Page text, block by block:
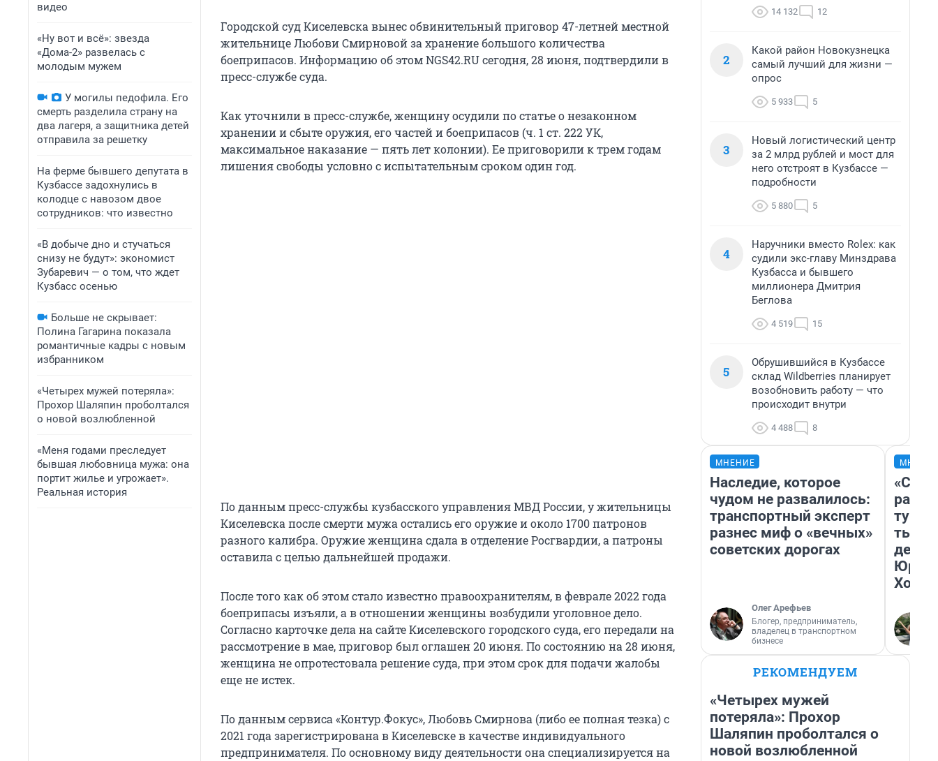
видео
«Ну вот и всё»: звезда
«Дома-2» развелась с
молодым мужем
У могилы педофила. Его
смерть разделила страну на
два лагеря, а защитника детей
отправила за решетку
На ферме бывшего депутата в
Кузбассе задохнулись в
колодце с навозом двое
сотрудников: что известно
«В добыче дно и стучаться
снизу не будут»: экономист
Зубаревич — о том, что ждет
Кузбасс осенью
Больше не скрывает:
Полина Гагарина показала
романтичные кадры с новым
избранником
«Четырех мужей потеряла»:
Прохор Шаляпин проболтался
о новой возлюбленной
«Меня годами преследует
бывшая любовница мужа: она
портит жилье и угрожает».
Реальная история
Городской суд Киселевска вынес обвинительный приговор 47-летней местной
жительнице Любови Смирновой за хранение большого количества
боеприпасов. Информацию об этом NGS42.RU сегодня, 28 июня, подтвердили в
пресс-службе суда.
Как уточнили в пресс-службе, женщину осудили по статье о незаконном
хранении и сбыте оружия, его частей и боеприпасов (ч. 1 ст. 222 УК,
максимальное наказание — пять лет колонии). Ее приговорили к трем годам
лишения свободы условно с испытательным сроком один год.
По данным пресс-службы кузбасского управления МВД России, у жительницы
Киселевска после смерти мужа остались его оружие и около 1700 патронов
разного калибра. Оружие женщина сдала в отделение Росгвардии, а патроны
оставила с целью дальнейшей продажи.
После того как об этом стало известно правоохранителям, в феврале 2022 года
боеприпасы изъяли, а в отношении женщины возбудили уголовное дело.
Согласно карточке дела на сайте Киселевского городского суда, его передали на
рассмотрение в мае, приговор был оглашен 20 июня. По состоянию на 28 июня,
женщина не опротестовала решение суда, при этом срок для подачи жалобы
еще не истек.
По данным сервиса «Контур.Фокус», Любовь Смирнова (либо ее полная тезка) с
2021 года зарегистрирована в Киселевске в качестве индивидуального
предпринимателя. По основному виду деятельности она специализируется на
14 132 12
2
Какой район Новокузнецка
самый лучший для жизни —
опрос
5 933 5
3
Новый логистический центр
за 2 млрд рублей и мост для
него отстроят в Кузбассе —
подробности
5 880 5
4
Наручники вместо Rolex: как
судили экс-главу Минздрава
Кузбасса и бывшего
миллионера Дмитрия
Беглова
4 519 15
5
Обрушившийся в Кузбассе
склад Wildberries планирует
возобновить работу — что
происходит внутри
4 488 8
МНЕНИЕ
Наследие, которое
чудом не развалилось:
транспортный эксперт
разнес миф о «вечных»
советских дорогах
Олег Арефьев
Блогер, предприниматель,
владелец в транспортном
бизнесе
день
РЕКОМЕНДУЕМ
«Четырех мужей
потеряла»: Прохор
Шаляпин проболтался о
новой возлюбленной